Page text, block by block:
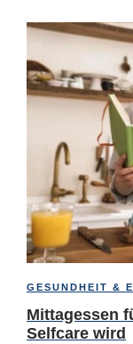
GESUNDHEIT &
Mittagessen
Selfcare wird